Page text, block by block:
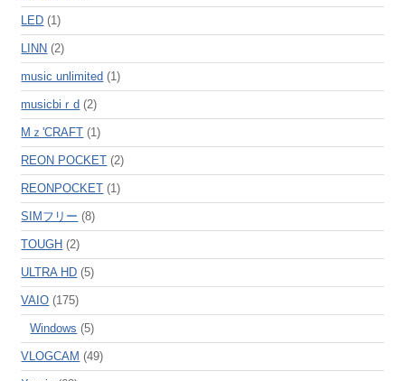
LED (1)
LINN (2)
music unlimited (1)
musicbiｒd (2)
Mｚ'CRAFT (1)
REON POCKET (2)
REONPOCKET (1)
SIMフリー (8)
TOUGH (2)
ULTRA HD (5)
VAIO (175)
Windows (5)
VLOGCAM (49)